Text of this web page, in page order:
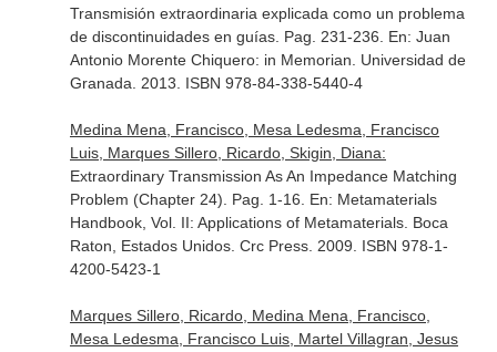
Transmisión extraordinaria explicada como un problema
de discontinuidades en guías. Pag. 231-236. En: Juan
Antonio Morente Chiquero: in Memorian . Universidad de
Granada. 2013. ISBN 978-84-338-5440-4
Medina Mena, Francisco, Mesa Ledesma, Francisco
Luis, Marques Sillero, Ricardo, Skigin, Diana:
Extraordinary Transmission As An Impedance Matching
Problem (Chapter 24). Pag. 1-16. En: Metamaterials
Handbook, Vol. II: Applications of Metamaterials. Boca
Raton, Estados Unidos. Crc Press. 2009. ISBN 978-1-
4200-5423-1
Marques Sillero, Ricardo, Medina Mena, Francisco,
Mesa Ledesma, Francisco Luis, Martel Villagran, Jesus